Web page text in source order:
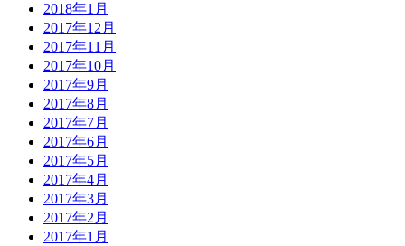
2018年1月
2017年12月
2017年11月
2017年10月
2017年9月
2017年8月
2017年7月
2017年6月
2017年5月
2017年4月
2017年3月
2017年2月
2017年1月